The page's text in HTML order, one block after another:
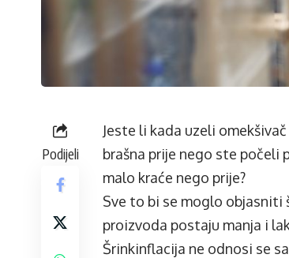
Podijeli
Jeste li kada uzeli
brašna prije nego ste počeli
malo kraće nego prije?
Sve to bi se moglo objasniti
proizvoda postaju manja i
Šrinkinflacija ne odnosi se